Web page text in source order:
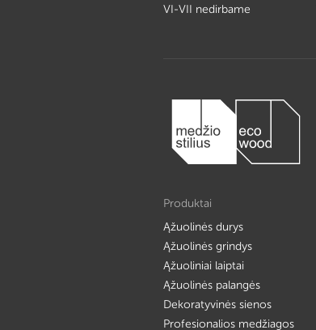
VI-VII nedirbame
Produktai
Ąžuolinės durys
Ąžuolinės grindys
Ąžuoliniai laiptai
Ąžuolinės palangės
Dekoratyvinės sienos
Profesionalios medžiagos